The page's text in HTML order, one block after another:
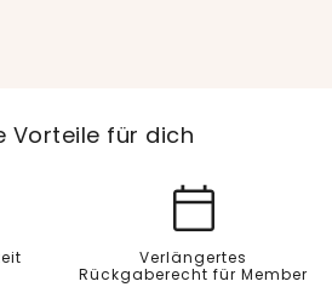
Vorteile für dich
Verlängertes
Rückgaberecht für Member